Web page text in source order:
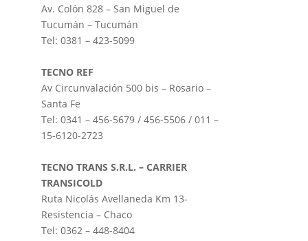
Av. Colón 828 – San Miguel de
Tucumán – Tucumán
Tel: 0381 – 423-5099
TECNO REF
Av Circunvalación 500 bis – Rosario –
Santa Fe
Tel: 0341 – 456-5679 / 456-5506 / 011 –
15-6120-2723
TECNO TRANS S.R.L. – CARRIER
TRANSICOLD
Ruta Nicolás Avellaneda Km 13-
Resistencia – Chaco
Tel: 0362 – 448-8404